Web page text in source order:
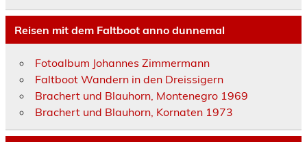
Reisen mit dem Faltboot anno dunnemal
Fotoalbum Johannes Zimmermann
Faltboot Wandern in den Dreissigern
Brachert und Blauhorn, Montenegro 1969
Brachert und Blauhorn, Kornaten 1973